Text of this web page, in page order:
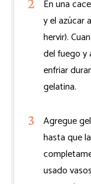
En una
y el azúcar
hervir).
del fuego y
enfriar
gelatina.
Agregue
hasta que
usado